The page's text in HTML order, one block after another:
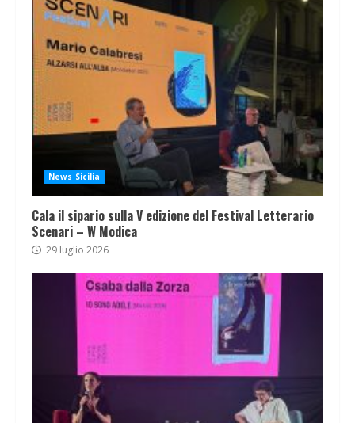
News Sicilia
Cala il sipario sulla V edizione del Festival Letterario
Scenari – W Modica
29 luglio 2026